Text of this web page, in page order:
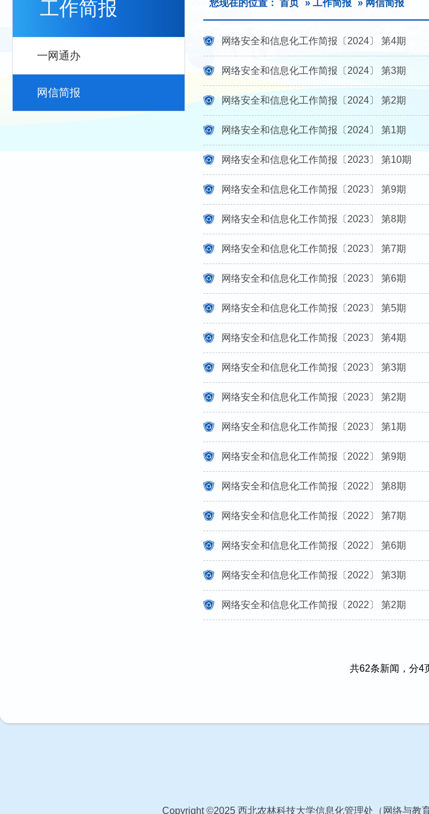
工作简报
一网通办
网信简报
您现在的位置： 首页 » 工作简报 » 网信简报
网络安全和信息化工作简报〔2024〕 第4期
网络安全和信息化工作简报〔2024〕 第3期
网络安全和信息化工作简报〔2024〕 第2期
网络安全和信息化工作简报〔2024〕 第1期
网络安全和信息化工作简报〔2023〕 第10期
网络安全和信息化工作简报〔2023〕 第9期
网络安全和信息化工作简报〔2023〕 第8期
网络安全和信息化工作简报〔2023〕 第7期
网络安全和信息化工作简报〔2023〕 第6期
网络安全和信息化工作简报〔2023〕 第5期
网络安全和信息化工作简报〔2023〕 第4期
网络安全和信息化工作简报〔2023〕 第3期
网络安全和信息化工作简报〔2023〕 第2期
网络安全和信息化工作简报〔2023〕 第1期
网络安全和信息化工作简报〔2022〕 第9期
网络安全和信息化工作简报〔2022〕 第8期
网络安全和信息化工作简报〔2022〕 第7期
网络安全和信息化工作简报〔2022〕 第6期
网络安全和信息化工作简报〔2022〕 第3期
网络安全和信息化工作简报〔2022〕 第2期
共62条新闻，分4
Copyright ©2025 西北农林科技大学信息化管理处（网络与